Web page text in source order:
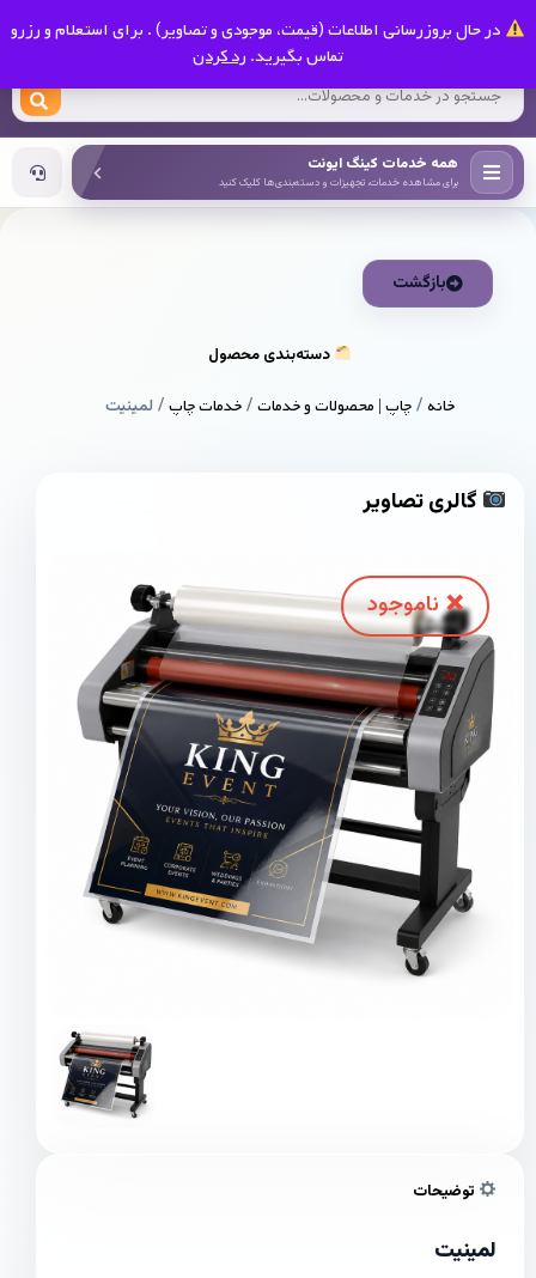
در حال بروزرسانی اطلاعات (قیمت، موجودی و تصاویر) . برای استعلام و رزرو
تماس بگیرید. رد کردن
کینگ ایونت
همه خدمات کینگ ایونت
برای مشاهده خدمات، تجهیزات و دسته‌بندی‌ها کلیک کنید
بازگشت
دسته‌بندی محصول
خانه/چاپ | محصولات و خدمات/خدمات چاپ/ لمینیت
گالری تصاویر
توضیحات
لمینیت